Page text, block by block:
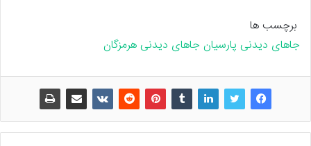
برچسب ها
جاهای دیدنی پارسیان جاهای دیدنی هرمزگان